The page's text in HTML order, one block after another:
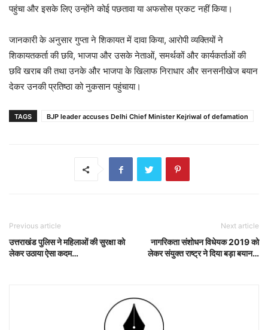
पहुंचा और इसके लिए उन्होंने कोई पछतावा या अफसोस प्रकट नहीं किया।
जानकारी के अनुसार गुप्ता ने शिकायत में दावा किया, आरोपी व्यक्तियों ने
शिकायतकर्ता की छवि, भाजपा और उसके नेताओं, समर्थकों और कार्यकर्ताओं की
छवि खराब की तथा उनके और भाजपा के खिलाफ निराधार और सनसनीखेज बयान
देकर उनकी प्रतिष्ठा को नुकसान पहुंचाया।
TAGS BJP leader accuses Delhi Chief Minister Kejriwal of defamation
Previous article
उत्तराखंड पुलिस ने महिलाओं की सुरक्षा को
लेकर उठाया ऐसा कदम…
Next article
नागरिकता संशोधन विधेयक 2019 को
लेकर संयुक्त राष्ट्र ने दिया बड़ा बयान…